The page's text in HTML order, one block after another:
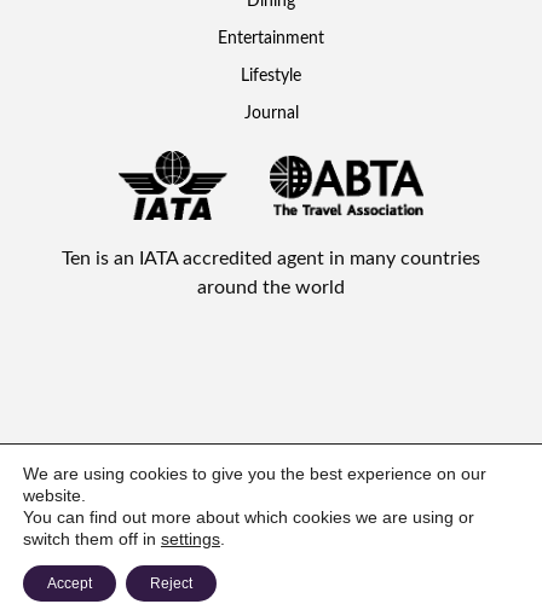
Entertainment
Lifestyle
Journal
Ten is an IATA accredited agent in many countries
around the world
Ten Lifestyle Management Limited © 2026 All rights reserved.
Privacy StatementTerms & Conditions
We are using cookies to give you the best experience on our
website.
You can find out more about which cookies we are using or
switch them off in settings
Accept Reject